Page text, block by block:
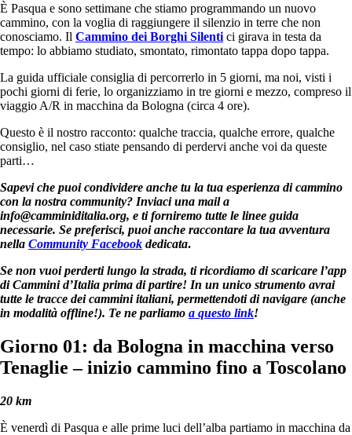
È Pasqua e sono settimane che stiamo programmando un nuovo
cammino, con la voglia di raggiungere il silenzio in terre che non
conosciamo. Il Cammino dei Borghi Silenti ci girava in testa da
tempo: lo abbiamo studiato, smontato, rimontato tappa dopo tappa.
La guida ufficiale consiglia di percorrerlo in 5 giorni, ma noi, visti i
pochi giorni di ferie, lo organizziamo in tre giorni e mezzo, compreso il
viaggio A/R in macchina da Bologna (circa 4 ore).
Questo è il nostro racconto: qualche traccia, qualche errore, qualche
consiglio, nel caso stiate pensando di perdervi anche voi da queste
parti…
Sapevi che puoi condividere anche tu la tua esperienza di cammino
con la nostra community? Inviaci una mail a
info@camminiditalia.org, e ti forniremo tutte le linee guida
necessarie. Se preferisci, puoi anche raccontare la tua avventura
nella Community Facebook dedicata.
Se non vuoi perderti lungo la strada, ti ricordiamo di scaricare l’app
di Cammini d’Italia prima di partire! In un unico strumento avrai
tutte le tracce dei cammini italiani, permettendoti di navigare (anche
in modalità offline!). Te ne parliamo a questo link!
Giorno 01: da Bologna in macchina verso
Tenaglie – inizio cammino fino a Toscolano
20 km
È venerdì di Pasqua e alle prime luci dell’alba partiamo in macchina da